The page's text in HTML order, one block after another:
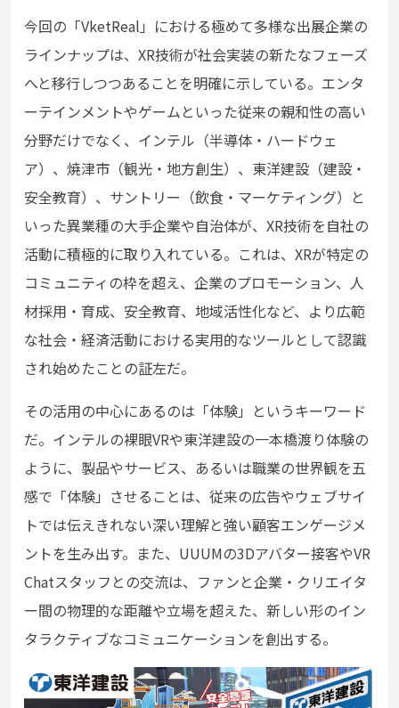
今回の「VketReal」における極めて多様な出展企業の
ラインナップは、XR技術が社会実装の新たなフェーズ
へと移行しつつあることを明確に示している。エンタ
ーテインメントやゲームといった従来の親和性の高い
分野だけでなく、インテル（半導体・ハードウェ
ア）、焼津市（観光・地方創生）、東洋建設（建設・
安全教育）、サントリー（飲食・マーケティング）と
いった異業種の大手企業や自治体が、XR技術を自社の
活動に積極的に取り入れている。これは、XRが特定の
コミュニティの枠を超え、企業のプロモーション、人
材採用・育成、安全教育、地域活性化など、より広範
な社会・経済活動における実用的なツールとして認識
され始めたことの証左だ。
その活用の中心にあるのは「体験」というキーワード
だ。インテルの裸眼VRや東洋建設の一本橋渡り体験の
ように、製品やサービス、あるいは職業の世界観を五
感で「体験」させることは、従来の広告やウェブサイ
トでは伝えきれない深い理解と強い顧客エンゲージメ
ントを生み出す。また、UUUMの3Dアバター接客やVR
Chatスタッフとの交流は、ファンと企業・クリエイタ
ー間の物理的な距離や立場を超えた、新しい形のイン
タラクティブなコミュニケーションを創出する。